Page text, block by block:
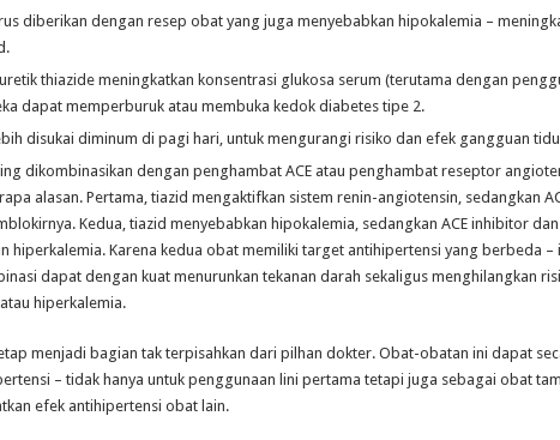
diberikan dengan resep obat yang juga menyebabkan hipokalemia –
thiazide meningkatkan konsentrasi glukosa serum (terutama dengan
dapat memperburuk atau membuka kedok diabetes tipe 2.
disukai diminum di pagi hari, untuk mengurangi risiko dan efek gangguan
dikombinasikan dengan penghambat ACE atau penghambat reseptor
alasan. Pertama, tiazid mengaktifkan sistem renin-angiotensin, sedangkan
Kedua, tiazid menyebabkan hipokalemia, sedangkan ACE inhibitor dan
hiperkalemia. Karena kedua obat memiliki target antihipertensi yang berbeda –
dapat dengan kuat menurunkan tekanan darah sekaligus menghilangkan
hiperkalemia.
menjadi bagian tak terpisahkan dari pilhan dokter. Obat-obatan ini dapat
– tidak hanya untuk penggunaan lini pertama tetapi juga sebagai obat
efek antihipertensi obat lain.